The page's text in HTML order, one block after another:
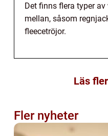
Det finns flera typer
mellan, såsom
fleecetröjor.
Läs
Fler nyheter